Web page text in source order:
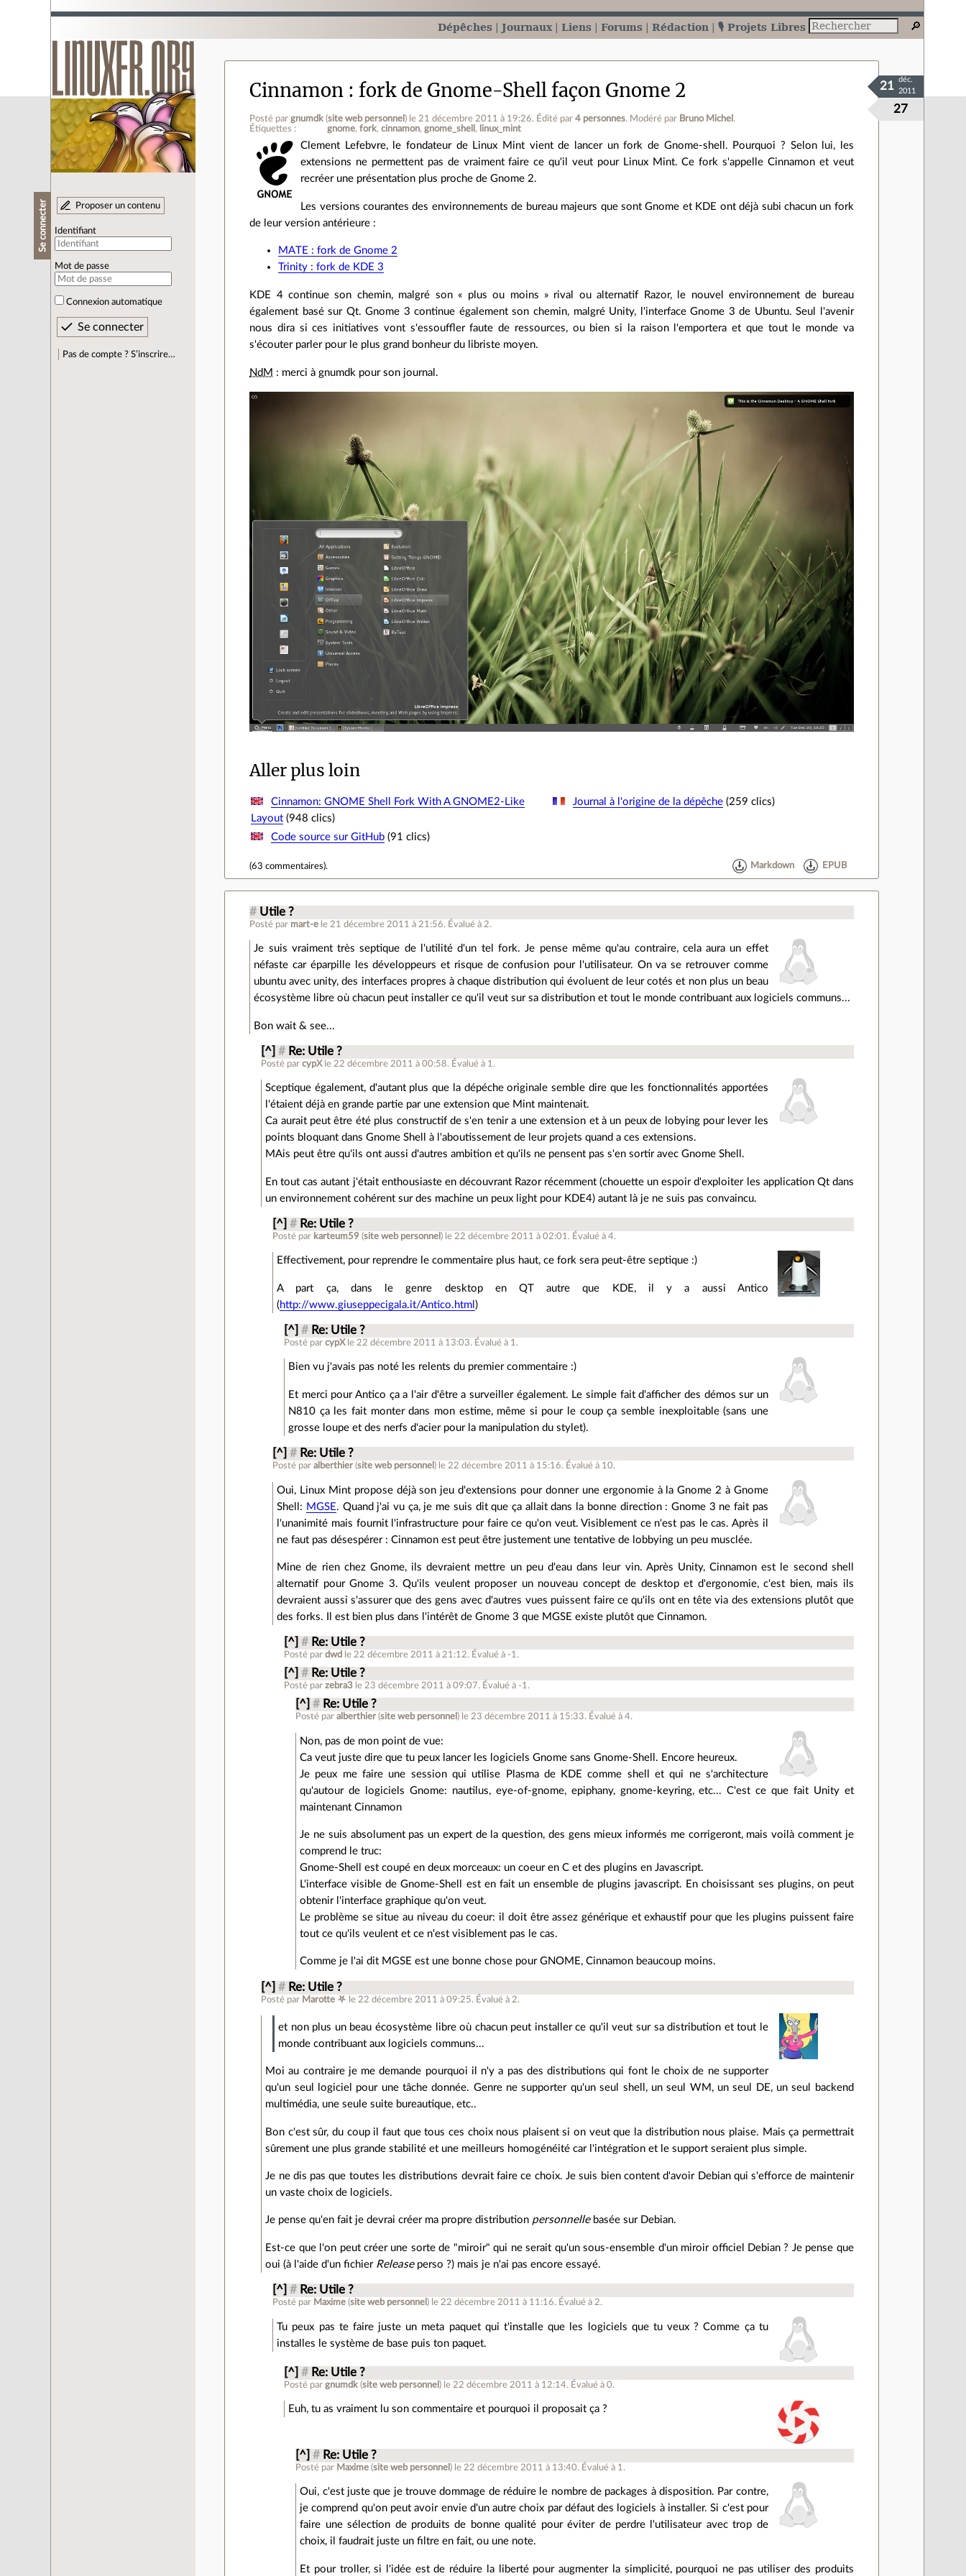
Dépêches Journaux Liens Forums Rédaction 🎙️ Projets Libres
Se connecter Proposer un contenu
Identifiant
Mot de passe
Connexion automatique
Pas de compte ? S’inscrire…
Cinnamon : fork de Gnome-Shell façon Gnome 2
Posté pargnumdk (site web personnel ) le 21 décembre 2011 à 19:26. Édité par4 personnes. Modéré par Bruno Michel .
Étiquettes :
gnome fork cinnamon gnome_shell linux_mint
27
21
déc.
2011
Clement Lefebvre, le fondateur de Linux Mint vient de lancer un fork de Gnome-shell. Pourquoi ? Selon lui, les
extensions ne permettent pas de vraiment faire ce qu'il veut pour Linux Mint. Ce fork s'appelle Cinnamon et veut
recréer une présentation plus proche de Gnome 2.
Les versions courantes des environnements de bureau majeurs que sont Gnome et KDE ont déjà subi chacun un fork
de leur version antérieure :
MATE : fork de Gnome 2
Trinity : fork de KDE 3
KDE 4 continue son chemin, malgré son « plus ou moins » rival ou alternatif Razor, le nouvel environnement de bureau
également basé sur Qt. Gnome 3 continue également son chemin, malgré Unity, l'interface Gnome 3 de Ubuntu. Seul l'avenir
nous dira si ces initiatives vont s'essouffler faute de ressources, ou bien si la raison l'emportera et que tout le monde va
s'écouter parler pour le plus grand bonheur du libriste moyen.
NdM : merci à gnumdk pour son journal.
Aller plus loin
Cinnamon: GNOME Shell Fork With A GNOME2-Like
Layout(948 clics)
Journal à l'origine de la dépêche (259 clics)
Code source sur GitHub(91 clics)
(63 commentaires). Markdown EPUB
# Utile ?
Posté par mart-e le 21 décembre 2011 à 21:56. Évalué à 2.
Je suis vraiment très septique de l'utilité d'un tel fork. Je pense même qu'au contraire, cela aura un effet
néfaste car éparpille les développeurs et risque de confusion pour l'utilisateur. On va se retrouver comme
ubuntu avec unity, des interfaces propres à chaque distribution qui évoluent de leur cotés et non plus un beau
écosystème libre où chacun peut installer ce qu'il veut sur sa distribution et tout le monde contribuant aux logiciels communs...
Bon wait & see...
[^] # Re: Utile ?
Posté parcypX le 22 décembre 2011 à 00:58. Évalué à 1 .
Sceptique également, d'autant plus que la dépéche originale semble dire que les fonctionnalités apportées
l'étaient déjà en grande partie par une extension que Mint maintenait.
Ca aurait peut être été plus constructif de s'en tenir a une extension et à un peux de lobying pour lever les
points bloquant dans Gnome Shell à l'aboutissement de leur projets quand a ces extensions.
MAis peut être qu'ils ont aussi d'autres ambition et qu'ils ne pensent pas s'en sortir avec Gnome Shell.
En tout cas autant j'était enthousiaste en découvrant Razor récemment (chouette un espoir d'exploiter les application Qt dans
un environnement cohérent sur des machine un peux light pour KDE4) autant là je ne suis pas convaincu.
[^] # Re: Utile ?
Posté par karteum59 (site web personnel ) le 22 décembre 2011 à 02:01 . Évalué à4.
Effectivement, pour reprendre le commentaire plus haut, ce fork sera peut-être septique :)
A part ça, dans le genre desktop en QT autre que KDE, il y a aussi Antico
(http://www.giuseppecigala.it/Antico.html)
[^] # Re: Utile ?
Posté parcypX le 22 décembre 2011 à 13:03. Évalué à 1 .
Bien vu j'avais pas noté les relents du premier commentaire :)
Et merci pour Antico ça a l'air d'être a surveiller également. Le simple fait d'afficher des démos sur un
N810 ça les fait monter dans mon estime, même si pour le coup ça semble inexploitable (sans une
grosse loupe et des nerfs d'acier pour la manipulation du stylet).
[^] # Re: Utile ?
Posté paralberthier (site web personnel ) le 22 décembre 2011 à 15:16. Évalué à 10.
Oui, Linux Mint propose déjà son jeu d'extensions pour donner une ergonomie à la Gnome 2 à Gnome
Shell: MGSE. Quand j'ai vu ça, je me suis dit que ça allait dans la bonne direction : Gnome 3 ne fait pas
l'unanimité mais fournit l'infrastructure pour faire ce qu'on veut. Visiblement ce n'est pas le cas. Après il
ne faut pas désespérer : Cinnamon est peut être justement une tentative de lobbying un peu musclée.
Mine de rien chez Gnome, ils devraient mettre un peu d'eau dans leur vin. Après Unity, Cinnamon est le second shell
alternatif pour Gnome 3. Qu'ils veulent proposer un nouveau concept de desktop et d'ergonomie, c'est bien, mais ils
devraient aussi s'assurer que des gens avec d'autres vues puissent faire ce qu'ils ont en tête via des extensions plutôt que
des forks. Il est bien plus dans l'intérêt de Gnome 3 que MGSE existe plutôt que Cinnamon.
[^] # Re: Utile ?
Posté pardwd le 22 décembre 2011 à 21:12. Évalué à -1 .
[^] # Re: Utile ?
Posté parzebra3 le 23 décembre 2011 à 09:07. Évalué à -1 .
[^] # Re: Utile ?
Posté paralberthier (site web personnel ) le 23 décembre 2011 à 15:33. Évalué à4.
Non, pas de mon point de vue:
Ca veut juste dire que tu peux lancer les logiciels Gnome sans Gnome-Shell. Encore heureux.
Je peux me faire une session qui utilise Plasma de KDE comme shell et qui ne s'architecture
qu'autour de logiciels Gnome: nautilus, eye-of-gnome, epiphany, gnome-keyring, etc... C'est ce que fait Unity et
maintenant Cinnamon
Je ne suis absolument pas un expert de la question, des gens mieux informés me corrigeront, mais voilà comment je
comprend le truc:
Gnome-Shell est coupé en deux morceaux: un coeur en C et des plugins en Javascript.
L'interface visible de Gnome-Shell est en fait un ensemble de plugins javascript. En choisissant ses plugins, on peut
obtenir l'interface graphique qu'on veut.
Le problème se situe au niveau du coeur: il doit être assez générique et exhaustif pour que les plugins puissent faire
tout ce qu'ils veulent et ce n'est visiblement pas le cas.
Comme je l'ai dit MGSE est une bonne chose pour GNOME, Cinnamon beaucoup moins.
[^] # Re: Utile ?
Posté par Marotte ⛧ le 22 décembre 2011 à 09:25. Évalué à 2.
et non plus un beau écosystème libre où chacun peut installer ce qu'il veut sur sa distribution et tout le
monde contribuant aux logiciels communs...
Moi au contraire je me demande pourquoi il n'y a pas des distributions qui font le choix de ne supporter
qu'un seul logiciel pour une tâche donnée. Genre ne supporter qu'un seul shell, un seul WM, un seul DE, un seul backend
multimédia, une seule suite bureautique, etc..
Bon c'est sûr, du coup il faut que tous ces choix nous plaisent si on veut que la distribution nous plaise. Mais ça permettrait
sûrement une plus grande stabilité et une meilleurs homogénéité car l'intégration et le support seraient plus simple.
Je ne dis pas que toutes les distributions devrait faire ce choix. Je suis bien content d'avoir Debian qui s'efforce de maintenir
un vaste choix de logiciels.
Je pense qu'en fait je devrai créer ma propre distribution personnellebasée sur Debian.
Est-ce que l'on peut créer une sorte de "miroir" qui ne serait qu'un sous-ensemble d'un miroir officiel Debian ? Je pense que
oui (à l'aide d'un fichier Releaseperso ?) mais je n'ai pas encore essayé.
[^] # Re: Utile ?
Posté par Maxime (site web personnel ) le 22 décembre 2011 à 11:16. Évalué à 2.
Tu peux pas te faire juste un meta paquet qui t'installe que les logiciels que tu veux ? Comme ça tu
installes le système de base puis ton paquet.
[^] # Re: Utile ?
Posté pargnumdk (site web personnel ) le 22 décembre 2011 à 12:14. Évalué à0.
Euh, tu as vraiment lu son commentaire et pourquoi il proposait ça ?
[^] # Re: Utile ?
Posté par Maxime (site web personnel ) le 22 décembre 2011 à 13:40. Évalué à 1 .
Oui, c'est juste que je trouve dommage de réduire le nombre de packages à disposition. Par contre,
je comprend qu'on peut avoir envie d'un autre choix par défaut des logiciels à installer. Si c'est pour
faire une sélection de produits de bonne qualité pour éviter de perdre l'utilisateur avec trop de
choix, il faudrait juste un filtre en fait, ou une note.
Et pour troller, si l'idée est de réduire la liberté pour augmenter la simplicité, pourquoi ne pas utiliser des produits